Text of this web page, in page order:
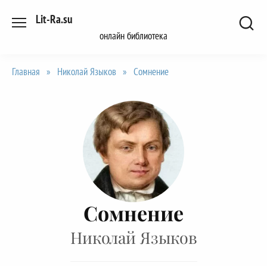
Lit-Ra.su
онлайн библиотека
Главная » Николай Языков » Сомнение
Сомнение
Николай Языков